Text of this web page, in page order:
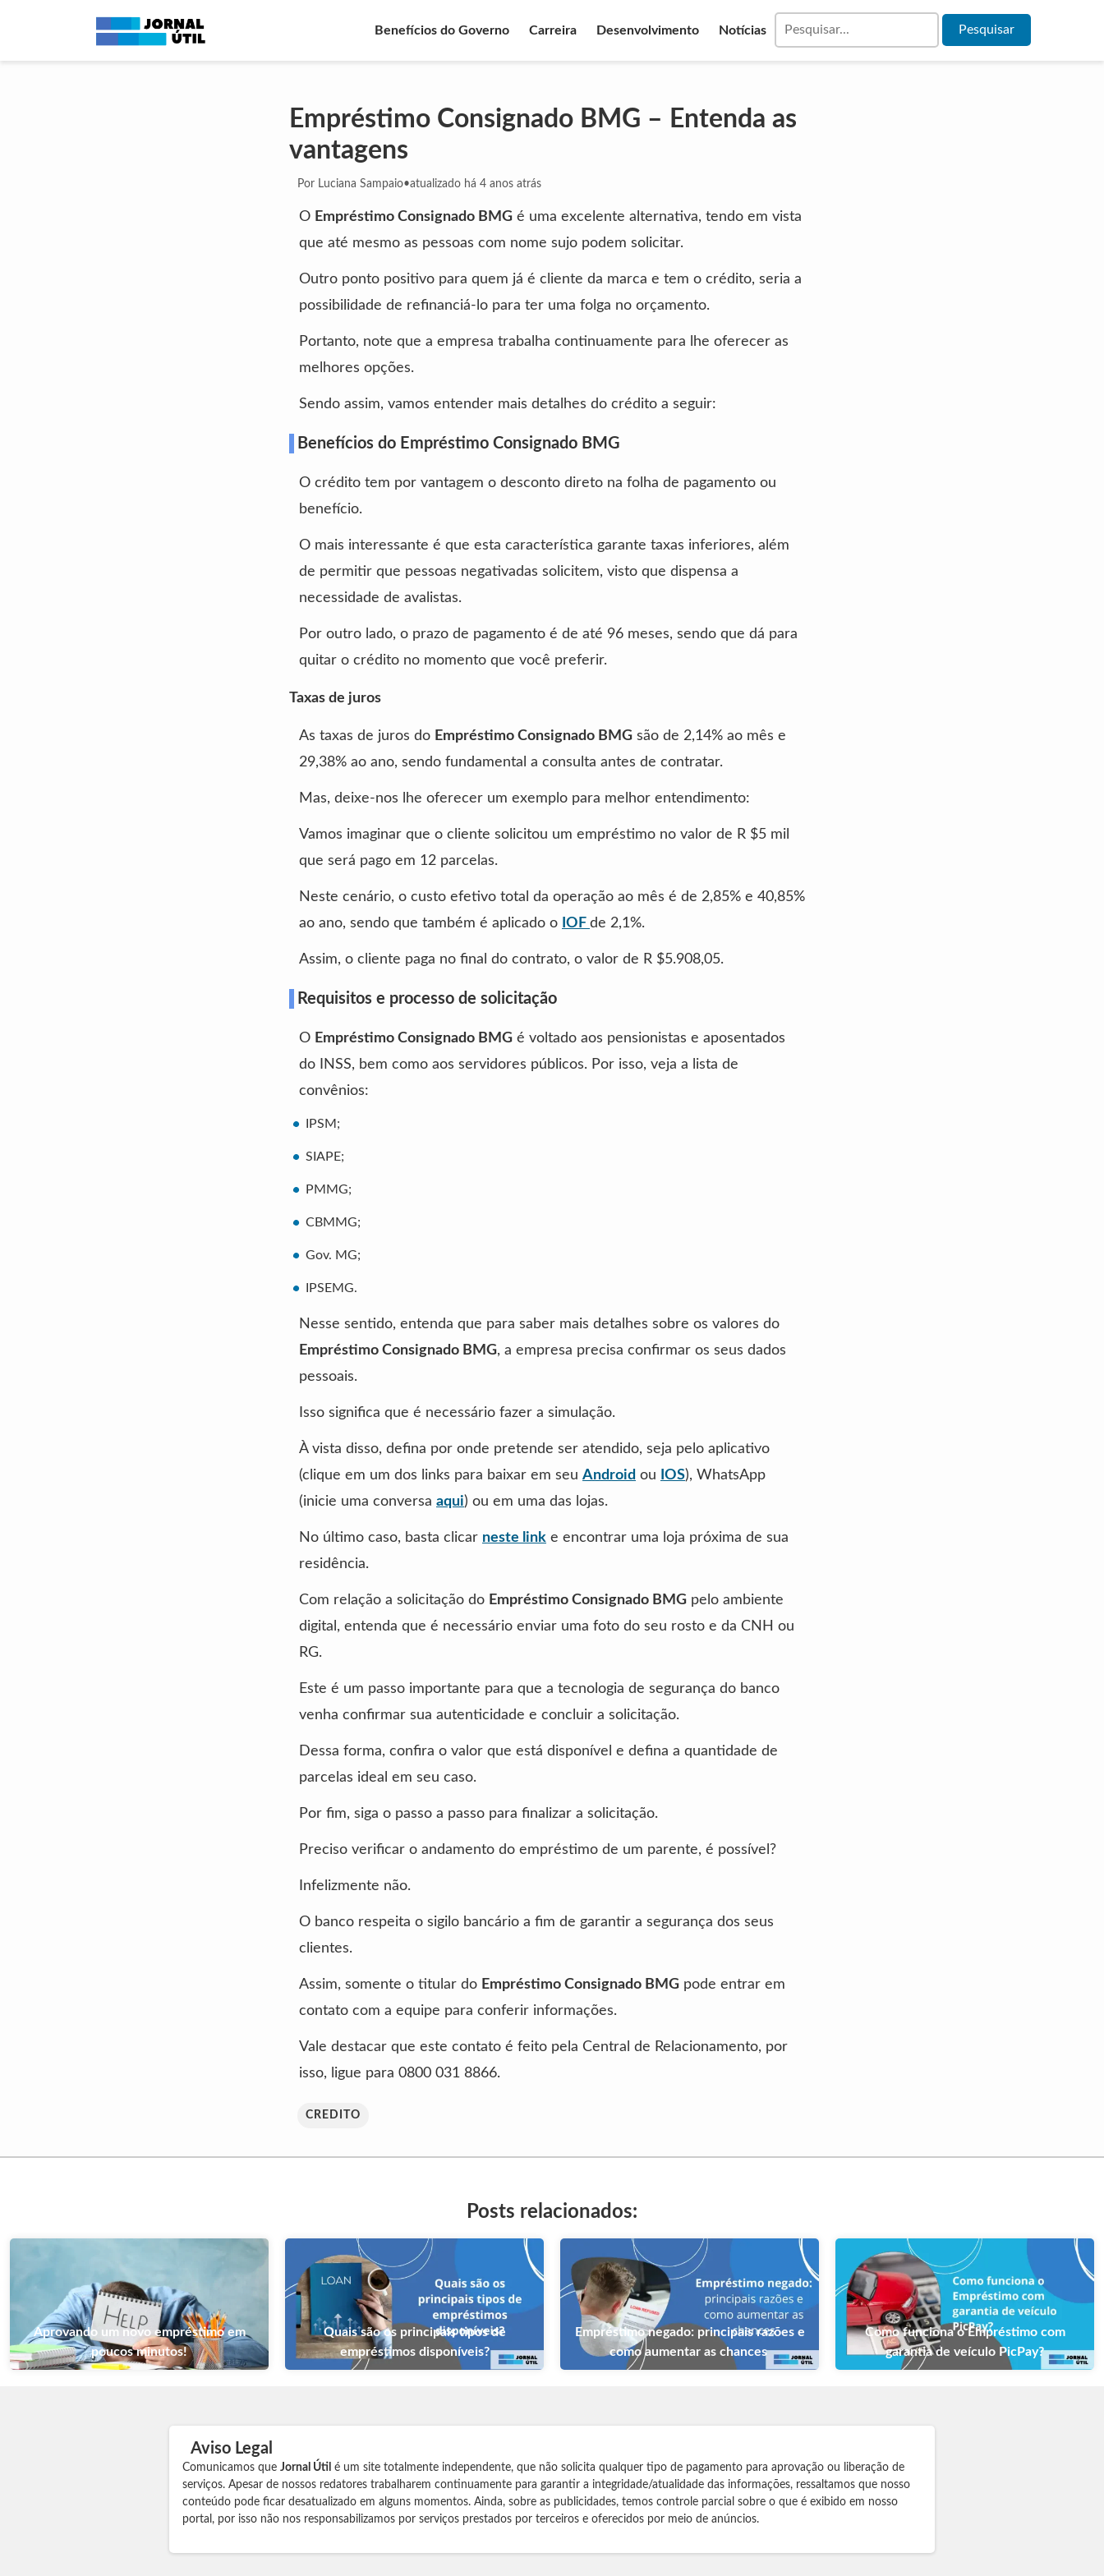
Benefícios do Governo Carreira Desenvolvimento Notícias
Empréstimo Consignado BMG – Entenda as
vantagens
Por Luciana Sampaio•atualizado há 4 anos atrás
O Empréstimo Consignado BMG é uma excelente alternativa, tendo em vista
que até mesmo as pessoas com nome sujo podem solicitar.
Outro ponto positivo para quem já é cliente da marca e tem o crédito, seria a
possibilidade de refinanciá-lo para ter uma folga no orçamento.
Portanto, note que a empresa trabalha continuamente para lhe oferecer as
melhores opções.
Sendo assim, vamos entender mais detalhes do crédito a seguir:
Benefícios do Empréstimo Consignado BMG
O crédito tem por vantagem o desconto direto na folha de pagamento ou
benefício.
O mais interessante é que esta característica garante taxas inferiores, além
de permitir que pessoas negativadas solicitem, visto que dispensa a
necessidade de avalistas.
Por outro lado, o prazo de pagamento é de até 96 meses, sendo que dá para
quitar o crédito no momento que você preferir.
Taxas de juros
As taxas de juros do Empréstimo Consignado BMG são de 2,14% ao mês e
29,38% ao ano, sendo fundamental a consulta antes de contratar.
Mas, deixe-nos lhe oferecer um exemplo para melhor entendimento:
Vamos imaginar que o cliente solicitou um empréstimo no valor de R $5 mil
que será pago em 12 parcelas.
Neste cenário, o custo efetivo total da operação ao mês é de 2,85% e 40,85%
ao ano, sendo que também é aplicado o IOF de 2,1%.
Assim, o cliente paga no final do contrato, o valor de R $5.908,05.
Requisitos e processo de solicitação
O Empréstimo Consignado BMG é voltado aos pensionistas e aposentados
do INSS, bem como aos servidores públicos. Por isso, veja a lista de
convênios:
IPSM;
SIAPE;
PMMG;
CBMMG;
Gov. MG;
IPSEMG.
Nesse sentido, entenda que para saber mais detalhes sobre os valores do
Empréstimo Consignado BMG, a empresa precisa confirmar os seus dados
pessoais.
Isso significa que é necessário fazer a simulação.
À vista disso, defina por onde pretende ser atendido, seja pelo aplicativo
(clique em um dos links para baixar em seu Android ou IOS), WhatsApp
(inicie uma conversa aqui) ou em uma das lojas.
No último caso, basta clicar neste link e encontrar uma loja próxima de sua
residência.
Com relação a solicitação do Empréstimo Consignado BMG pelo ambiente
digital, entenda que é necessário enviar uma foto do seu rosto e da CNH ou
RG.
Este é um passo importante para que a tecnologia de segurança do banco
venha confirmar sua autenticidade e concluir a solicitação.
Dessa forma, confira o valor que está disponível e defina a quantidade de
parcelas ideal em seu caso.
Por fim, siga o passo a passo para finalizar a solicitação.
Preciso verificar o andamento do empréstimo de um parente, é possível?
Infelizmente não.
O banco respeita o sigilo bancário a fim de garantir a segurança dos seus
clientes.
Assim, somente o titular do Empréstimo Consignado BMG pode entrar em
contato com a equipe para conferir informações.
Vale destacar que este contato é feito pela Central de Relacionamento, por
isso, ligue para 0800 031 8866.
CREDITO
Posts relacionados:
Aprovando um novo empréstimo em
poucos minutos!
Quais são os principais tipos de
empréstimos disponíveis?
Empréstimo negado: principais razões e
como aumentar as chances
Como funciona o Empréstimo com
garantia de veículo PicPay?
Aviso Legal
Comunicamos que Jornal Útil é um site totalmente independente, que não solicita qualquer tipo de pagamento para aprovação ou liberação de
serviços. Apesar de nossos redatores trabalharem continuamente para garantir a integridade/atualidade das informações, ressaltamos que nosso
conteúdo pode ficar desatualizado em alguns momentos. Ainda, sobre as publicidades, temos controle parcial sobre o que é exibido em nosso
portal, por isso não nos responsabilizamos por serviços prestados por terceiros e oferecidos por meio de anúncios.